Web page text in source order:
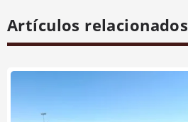
Artículos relacionados